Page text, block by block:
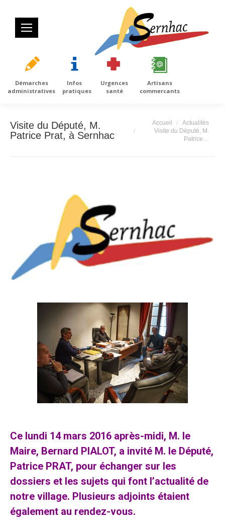
Démarches
administratives
Infos
pratiques
Urgences
santé
Artisans
commercants
Visite du Député, M.
Patrice Prat, à Sernhac
Vous êtes ici :
Accueil
Actualités
Visite du Député, M.
Patrice…
Ce lundi 14 mars 2016 après-midi, M. le
Maire, Bernard PIALOT, a invité M. le Député,
Patrice PRAT, pour échanger sur les
dossiers et les sujets qui font l’actualité de
notre village. Plusieurs adjoints étaient
également au rendez-vous.